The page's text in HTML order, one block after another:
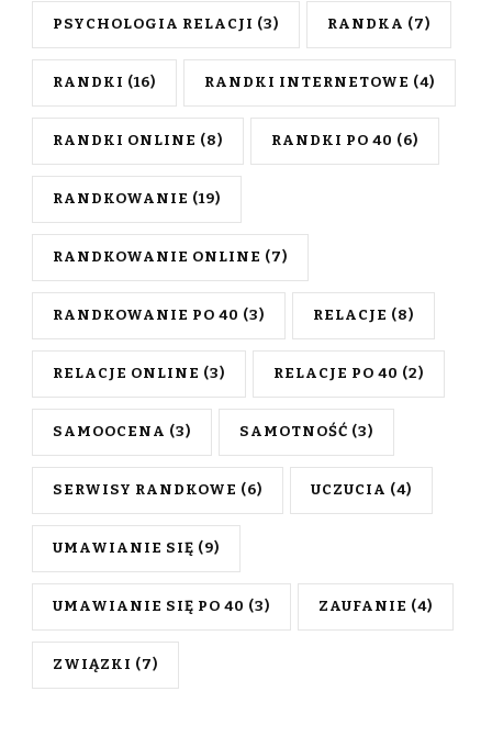
PSYCHOLOGIA RELACJI (3) RANDKA (7)
RANDKI (16) RANDKI INTERNETOWE (4)
RANDKI ONLINE (8) RANDKI PO 40 (6)
RANDKOWANIE (19)
RANDKOWANIE ONLINE (7)
RANDKOWANIE PO 40 (3) RELACJE (8)
RELACJE ONLINE (3) RELACJE PO 40 (2)
SAMOOCENA (3) SAMOTNOŚĆ (3)
SERWISY RANDKOWE (6) UCZUCIA (4)
UMAWIANIE SIĘ (9)
UMAWIANIE SIĘ PO 40 (3) ZAUFANIE (4)
ZWIĄZKI (7)